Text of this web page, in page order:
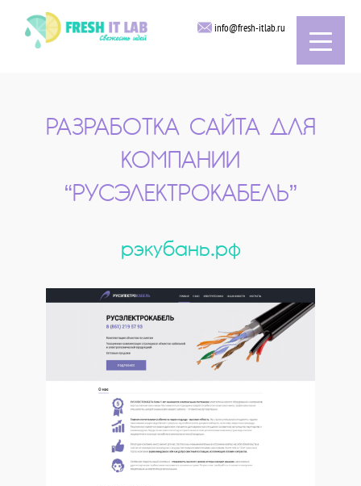
info@fresh-itlab.ru
РАЗРАБОТКА САЙТА ДЛЯ
КОМПАНИИ
“РУСЭЛЕКТРОКАБЕЛЬ”
рэкубань.рф